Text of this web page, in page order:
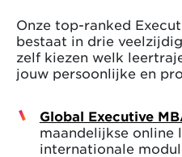
Onze top-ranked
bestaat in drie
zelf kiezen welk
jouw persoonlijke en
Global Executive
maandelijkse online
internationale